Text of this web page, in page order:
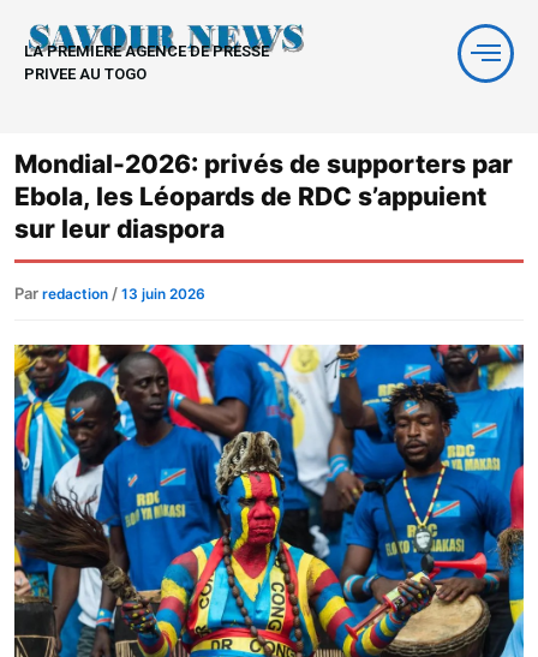
contenu
LA PREMIERE AGENCE DE PRESSE
PRIVEE AU TOGO
Mondial-2026: privés de supporters par
Ebola, les Léopards de RDC s’appuient
sur leur diaspora
Par redaction / 13 juin 2026